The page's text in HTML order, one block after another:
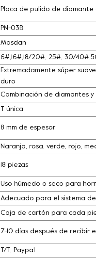
Placa de pulido de
PN-03B
Mosdan
6#,16#,18/20#, 25#, 30/
Extremadamente súper
duro
Combinación de diamantes
T única
8 mm de espesor
Naranja, rosa, verde, rojo,
18 piezas
Uso húmedo o seco para
Adecuado para el sistema
Caja de cartón para cada
7-10 días después de recibir
T/T, Paypal